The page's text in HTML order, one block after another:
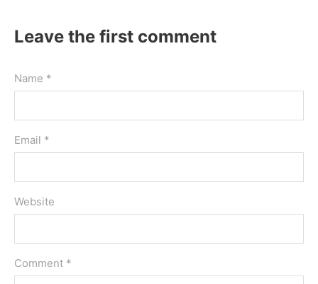
Leave the first comment
Name *
Email *
Website
Comment *